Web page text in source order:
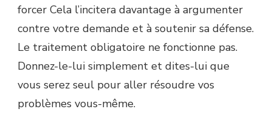
forcer Cela l’incitera davantage à argumenter
contre votre demande et à soutenir sa défense.
Le traitement obligatoire ne fonctionne pas.
Donnez-le-lui simplement et dites-lui que
vous serez seul pour aller résoudre vos
problèmes vous-même.